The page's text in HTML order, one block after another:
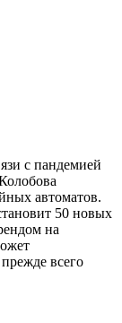
с пандемией
автоматов.
50 новых
на
всего